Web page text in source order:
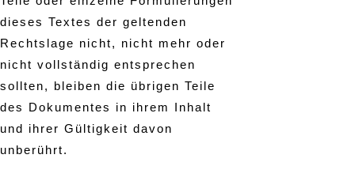
dieses Textes der geltenden
Rechtslage nicht, nicht mehr oder
nicht vollständig entsprechen
sollten, bleiben die übrigen Teile
des Dokumentes in ihrem Inhalt
und ihrer Gültigkeit davon
unberührt.